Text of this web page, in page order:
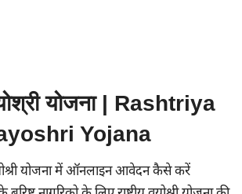
योजना | Rashtriya
Yojana